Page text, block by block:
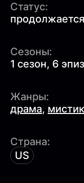
Статус:
продолжается
Сезоны:
1 сезон, 6
Жанры:
драма,
Страна:
US